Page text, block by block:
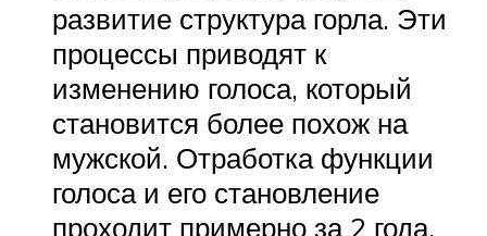
развитие структура горла. Эти
процессы приводят к
изменению голоса, который
становится более похож на
мужской. Отработка функции
голоса и его становление
проходит примерно за 2 года.